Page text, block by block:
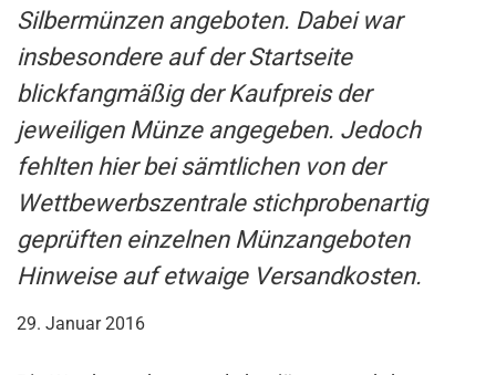
Silbermünzen angeboten. Dabei war
insbesondere auf der Startseite
blickfangmäßig der Kaufpreis der
jeweiligen Münze angegeben. Jedoch
fehlten hier bei sämtlichen von der
Wettbewerbszentrale stichprobenartig
geprüften einzelnen Münzangeboten
Hinweise auf etwaige Versandkosten.
29. Januar 2016